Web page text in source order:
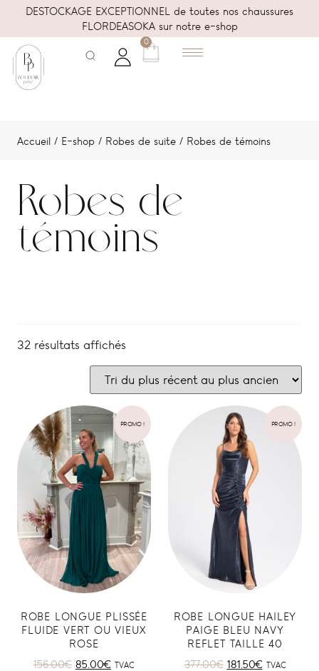
DESTOCKAGE EXCEPTIONNEL de toutes nos chaussures
FLORDEASOKA sur notre e-shop
0
Accueil / E-shop / Robes de suite / Robes de témoins
Robes de
témoins
32 résultats affichés
PROMO !
ROBE LONGUE PLISSÉE
FLUIDE VERT OU VIEUX
ROSE
156.00€ 85.00€ TVAC
PROMO !
ROBE LONGUE HAILEY
PAIGE BLEU NAVY
REFLET TAILLE 40
377.00€ 181.50€ TVAC